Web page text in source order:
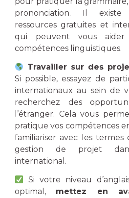
prononciation. Il existe
ressources gratuites et
qui peuvent vous
compétences linguistiques.
Travailler sur des
Si possible, essayez de
internationaux au sein de
recherchez des
l’étranger. Cela vous
pratique vos compétences
familiariser avec les
gestion de projet
international.
Si votre niveau
optimal, mettez en